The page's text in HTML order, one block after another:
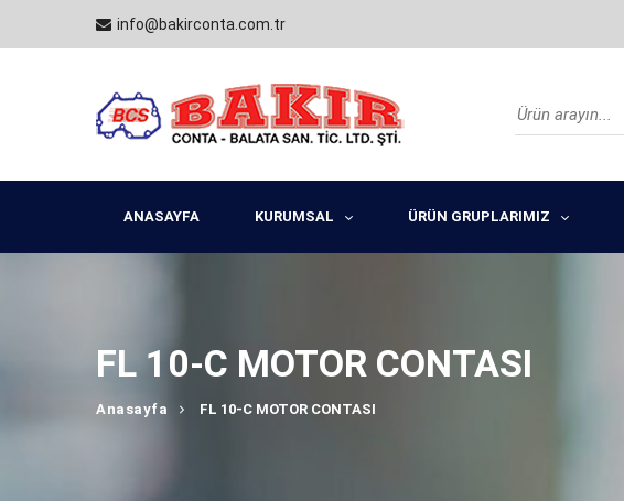
info@bakirconta.com.tr
ANASAYFA KURUMSAL ÜRÜN GRUPLARIMIZ
FL 10-C MOTOR CONTASI
Anasayfa FL 10-C MOTOR CONTASI